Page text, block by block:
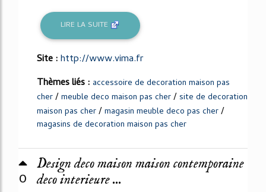
LIRE LA SUITE
Site :http://www.vima.fr
Thèmes liés : accessoire de decoration maison pas
cher/meuble deco maison pas cher/site de decoration
maison pas cher/magasin meuble deco pas cher/
magasins de decoration maison pas cher
0
Design deco maison maison contemporaine
deco interieure ...